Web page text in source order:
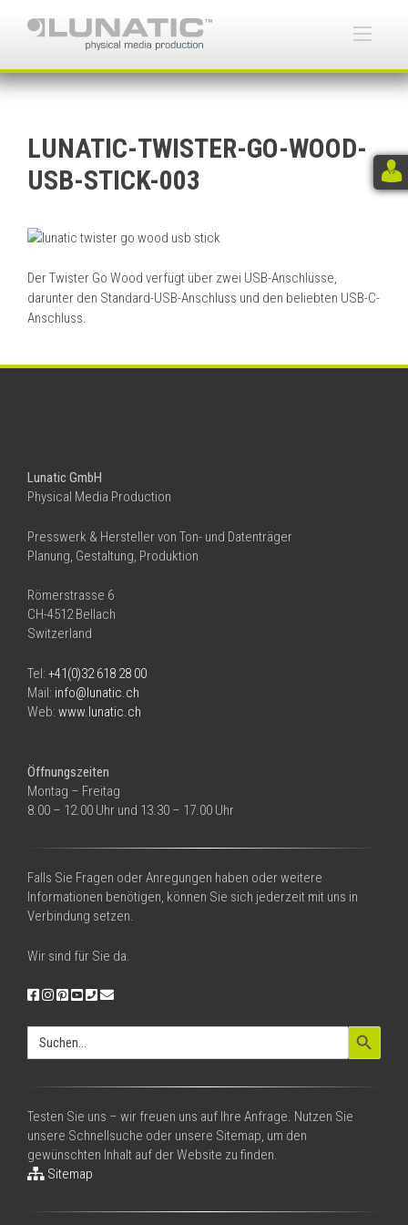
LUNATIC-TWISTER-GO-WOOD-
USB-STICK-003
Der Twister Go Wood verfügt über zwei USB-Anschlüsse,
darunter den Standard-USB-Anschluss und den beliebten USB-C-
Anschluss.
Lunatic GmbH
Physical Media Production
Presswerk & Hersteller von Ton- und Datenträger
Planung, Gestaltung, Produktion
Römerstrasse 6
CH-4512 Bellach
Switzerland
Tel: +41(0)32 618 28 00
Mail: info@lunatic.ch
Web: www.lunatic.ch
Öffnungszeiten
Montag – Freitag
8.00 – 12.00 Uhr und 13.30 – 17.00 Uhr
Falls Sie Fragen oder Anregungen haben oder weitere
Informationen benötigen, können Sie sich jederzeit mit uns in
Verbindung setzen.
Wir sind für Sie da.
Search
for:
Search Button
Testen Sie uns – wir freuen uns auf Ihre Anfrage. Nutzen Sie
unsere Schnellsuche oder unsere Sitemap, um den
gewünschten Inhalt auf der Website zu finden.
Sitemap